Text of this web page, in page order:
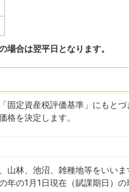
場合は翌平日となります。
固定資産税評価基準」にもと
格を決定します。
山林、池沼、雑種地等をいい
年の1月1日現在（賦課期日）の